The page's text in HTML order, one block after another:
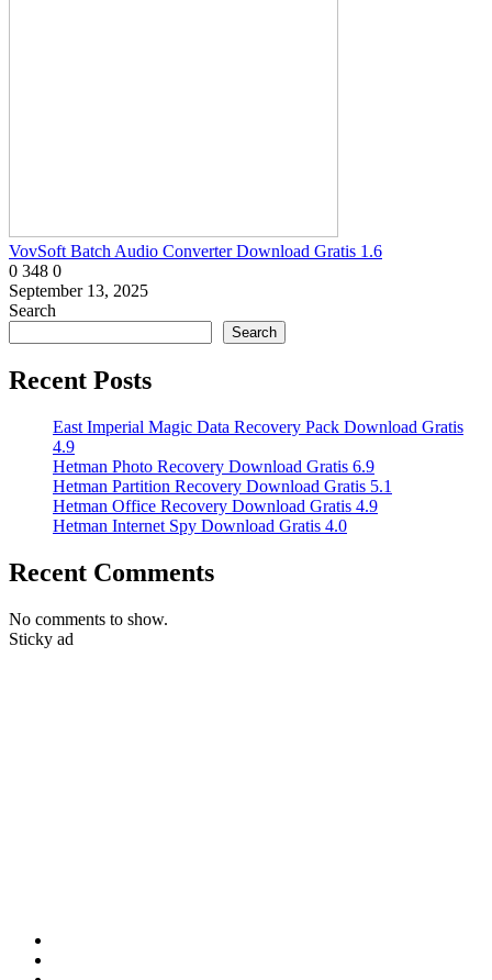
VovSoft Batch Audio Converter Download Gratis 1.6
0 348 0
September 13, 2025
Search
Search
Recent Posts
East Imperial Magic Data Recovery Pack Download Gratis
4.9
Hetman Photo Recovery Download Gratis 6.9
Hetman Partition Recovery Download Gratis 5.1
Hetman Office Recovery Download Gratis 4.9
Hetman Internet Spy Download Gratis 4.0
Recent Comments
No comments to show.
Sticky ad